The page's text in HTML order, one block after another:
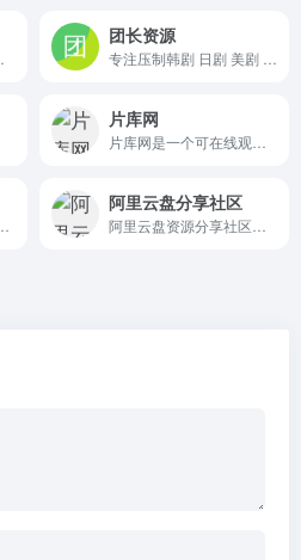
团长资源
片库网
阿里云盘分享社区